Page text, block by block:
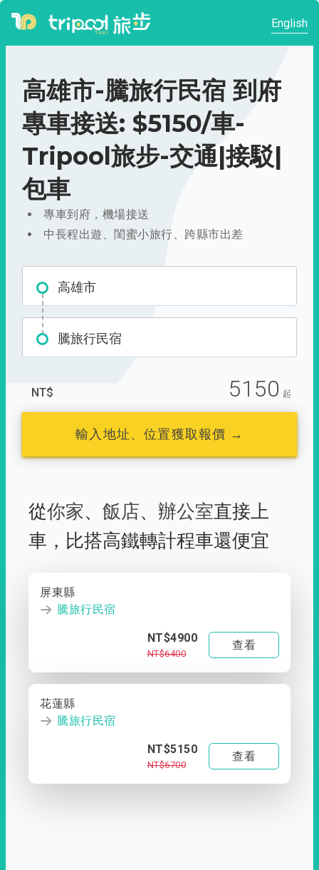
English
高雄市-騰旅行民宿 到府
專車接送: $5150/車-
Tripool旅步-交通|接駁|
包車
專車到府，機場接送
中長程出遊、閨蜜小旅行、跨縣市出差
高雄市
騰旅行民宿
NT$ 5150 起
輸入地址、位置獲取報價 →
從你家、 飯店、 辦公室直接上
車， 比搭高鐵轉計程車還便宜
屏東縣
騰旅行民宿
NT$4900
NT$6400
查看
花蓮縣
騰旅行民宿
NT$5150
NT$6700
查看